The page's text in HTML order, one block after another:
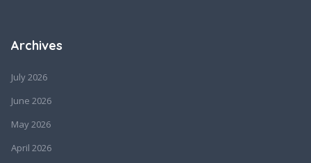
Archives
July 2026
June 2026
May 2026
April 2026